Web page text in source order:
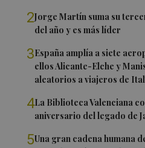
2Jorge Martín suma su
del año y es más líder
3España amplía a siete
ellos Alicante-Elche y
aleatorios a viajeros de
4La Biblioteca Valenciana
aniversario del legado de
5Una gran cadena humana